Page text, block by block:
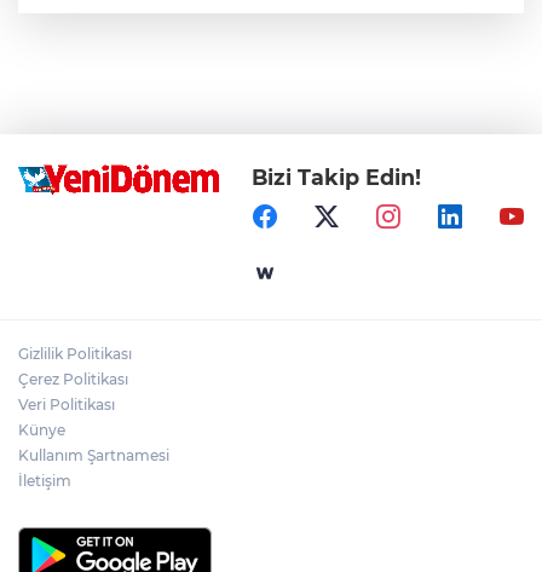
Bizi Takip Edin!
Gizlilik Politikası
Çerez Politikası
Veri Politikası
Künye
Kullanım Şartnamesi
İletişim